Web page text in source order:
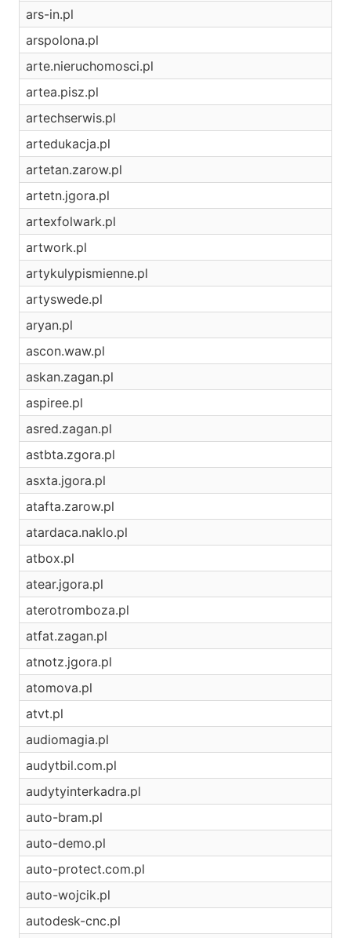
ars-in.pl
arspolona.pl
arte.nieruchomosci.pl
artea.pisz.pl
artechserwis.pl
artedukacja.pl
artetan.zarow.pl
artetn.jgora.pl
artexfolwark.pl
artwork.pl
artykulypismienne.pl
artyswede.pl
aryan.pl
ascon.waw.pl
askan.zagan.pl
aspiree.pl
asred.zagan.pl
astbta.zgora.pl
asxta.jgora.pl
atafta.zarow.pl
atardaca.naklo.pl
atbox.pl
atear.jgora.pl
aterotromboza.pl
atfat.zagan.pl
atnotz.jgora.pl
atomova.pl
atvt.pl
audiomagia.pl
audytbil.com.pl
audytyinterkadra.pl
auto-bram.pl
auto-demo.pl
auto-protect.com.pl
auto-wojcik.pl
autodesk-cnc.pl